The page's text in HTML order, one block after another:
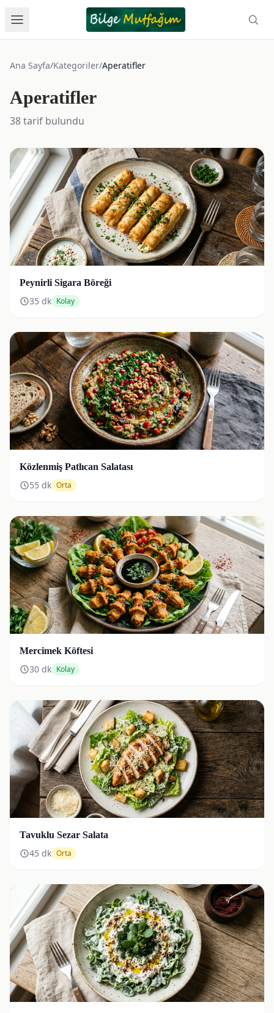
Ana Sayfa/Kategoriler/Aperatifler
Aperatifler
38 tarif bulundu
Peynirli Sigara Böreği
35 dk Kolay
Közlenmiş Patlıcan Salatası
55 dk Orta
Mercimek Köftesi
30 dk Kolay
Tavuklu Sezar Salata
45 dk Orta